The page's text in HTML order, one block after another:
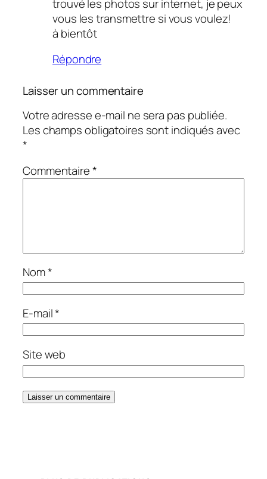
trouvé les photos sur internet, je peux
vous les transmettre si vous voulez!
à bientôt
Répondre
Laisser un commentaire
Votre adresse e-mail ne sera pas publiée.
Les champs obligatoires sont indiqués avec
*
Commentaire*
Nom*
E-mail*
Site web